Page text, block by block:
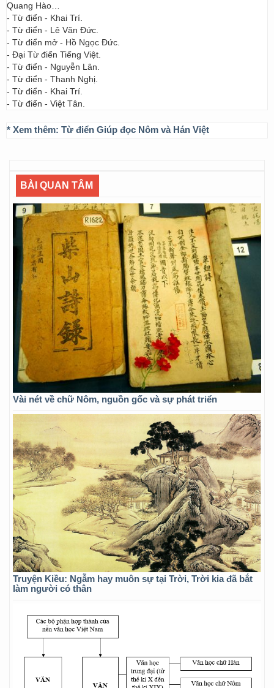
Quang Hào…
- Từ điển - Khai Trí.
- Từ điển - Lê Văn Đức.
- Từ điển mở - Hồ Ngọc Đức.
- Đại Từ điển Tiếng Việt.
- Từ điển - Nguyễn Lân.
- Từ điển - Thanh Nghị.
- Từ điển - Khai Trí.
- Từ điển - Việt Tân.
* Xem thêm: Từ điển Giúp đọc Nôm và Hán Việt
BÀI QUAN TÂM
Vài nét về chữ Nôm, nguồn gốc và sự phát triển
Truyện Kiều: Ngẫm hay muôn sự tại Trời, Trời kia đã bắt
làm người có thân